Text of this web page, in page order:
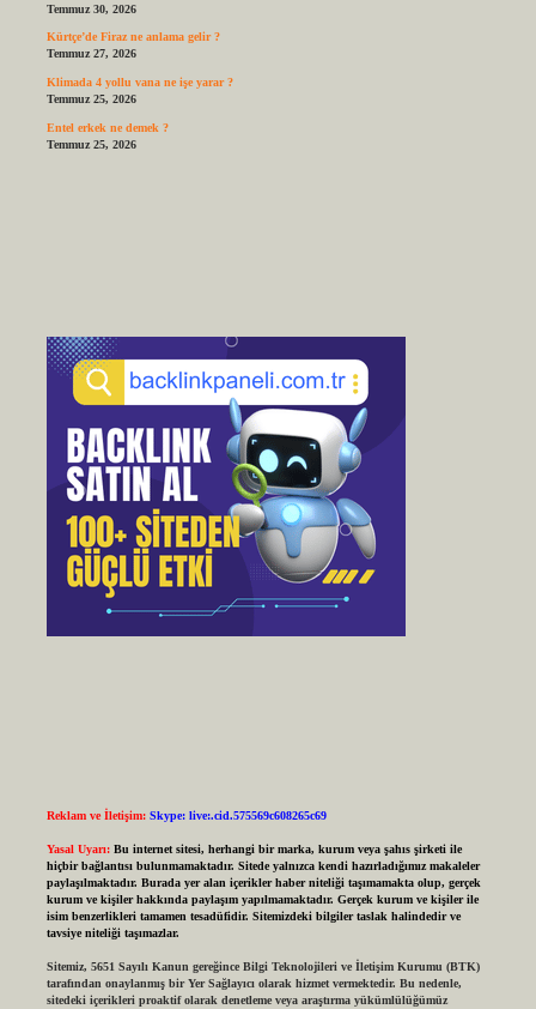
Temmuz 30, 2026
Kürtçe’de Firaz ne anlama gelir ?
Temmuz 27, 2026
Klimada 4 yollu vana ne işe yarar ?
Temmuz 25, 2026
Entel erkek ne demek ?
Temmuz 25, 2026
Reklam ve İletişim: Skype: live:.cid.575569c608265c69
Yasal Uyarı: Bu internet sitesi, herhangi bir marka, kurum veya şahıs şirketi ile
hiçbir bağlantısı bulunmamaktadır. Sitede yalnızca kendi hazırladığımız makaleler
paylaşılmaktadır. Burada yer alan içerikler haber niteliği taşımamakta olup, gerçek
kurum ve kişiler hakkında paylaşım yapılmamaktadır. Gerçek kurum ve kişiler ile
isim benzerlikleri tamamen tesadüfidir. Sitemizdeki bilgiler taslak halindedir ve
tavsiye niteliği taşımazlar.
Sitemiz, 5651 Sayılı Kanun gereğince Bilgi Teknolojileri ve İletişim Kurumu (BTK)
tarafından onaylanmış bir Yer Sağlayıcı olarak hizmet vermektedir. Bu nedenle,
sitedeki içerikleri proaktif olarak denetleme veya araştırma yükümlülüğümüz